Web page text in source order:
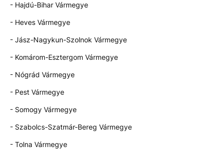
- Hajdú-Bihar Vármegye
- Heves Vármegye
- Jász-Nagykun-Szolnok Vármegye
- Komárom-Esztergom Vármegye
- Nógrád Vármegye
- Pest Vármegye
- Somogy Vármegye
- Szabolcs-Szatmár-Bereg Vármegye
- Tolna Vármegye